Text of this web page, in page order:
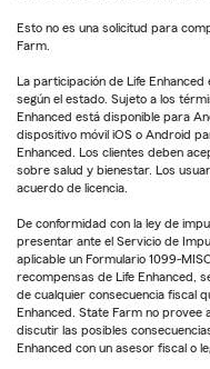
Esto no es una solicitud para
Farm.
La participación de Life
según el estado. Sujeto a los
Enhanced está disponible para
dispositivo móvil iOS o Android
Enhanced. Los clientes deben
sobre salud y bienestar. Los
acuerdo de licencia.
De conformidad con la ley de
presentar ante el Servicio de
aplicable un Formulario 1099-
recompensas de Life Enhanced,
de cualquier consecuencia fiscal
Enhanced. State Farm no provee
discutir las posibles
Enhanced con un asesor fiscal o